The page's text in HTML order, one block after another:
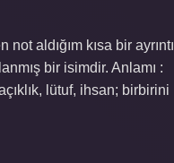
aldığım kısa bir ayrıntı
bir isimdir. Anlamı :
lütuf, ihsan; birbirini